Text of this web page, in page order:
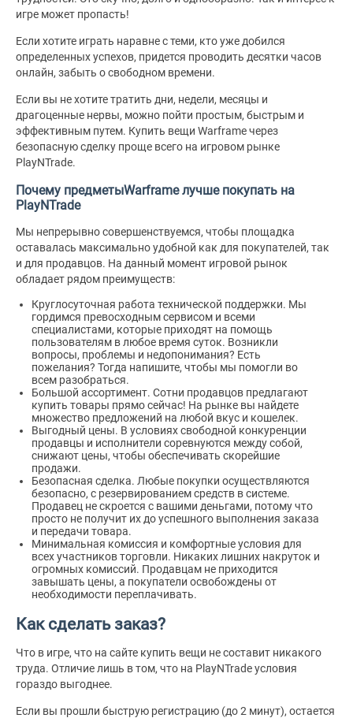
игре может пропасть!
Если хотите играть наравне с теми, кто уже добился
определенных успехов, придется проводить десятки часов
онлайн, забыть о свободном времени.
Если вы не хотите тратить дни, недели, месяцы и
драгоценные нервы, можно пойти простым, быстрым и
эффективным путем. Купить вещи Warframe через
безопасную сделку проще всего на игровом рынке
PlayNTrade.
Почему предметыWarframe лучше покупать на
PlayNTrade
Мы непрерывно совершенствуемся, чтобы площадка
оставалась максимально удобной как для покупателей, так
и для продавцов. На данный момент игровой рынок
обладает рядом преимуществ:
Круглосуточная работа технической поддержки. Мы
гордимся превосходным сервисом и всеми
специалистами, которые приходят на помощь
пользователям в любое время суток. Возникли
вопросы, проблемы и недопонимания? Есть
пожелания? Тогда напишите, чтобы мы помогли во
всем разобраться.
Большой ассортимент. Сотни продавцов предлагают
купить товары прямо сейчас! На рынке вы найдете
множество предложений на любой вкус и кошелек.
Выгодный цены. В условиях свободной конкуренции
продавцы и исполнители соревнуются между собой,
снижают цены, чтобы обеспечивать скорейшие
продажи.
Безопасная сделка. Любые покупки осуществляются
безопасно, с резервированием средств в системе.
Продавец не скроется с вашими деньгами, потому что
просто не получит их до успешного выполнения заказа
и передачи товара.
Минимальная комиссия и комфортные условия для
всех участников торговли. Никаких лишних накруток и
огромных комиссий. Продавцам не приходится
завышать цены, а покупатели освобождены от
необходимости переплачивать.
Как сделать заказ?
Что в игре, что на сайте купить вещи не составит никакого
труда. Отличие лишь в том, что на PlayNTrade условия
гораздо выгоднее.
Если вы прошли быструю регистрацию (до 2 минут), остается